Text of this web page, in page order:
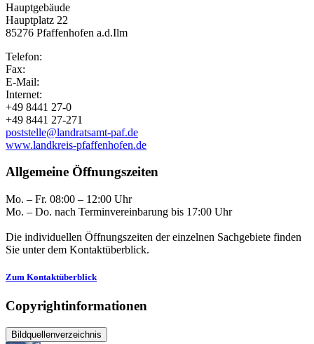
Hauptgebäude
Hauptplatz 22
85276 Pfaffenhofen a.d.Ilm
Telefon:
Fax:
E-Mail:
Internet:
+49 8441 27-0
+49 8441 27-271
poststelle@landratsamt-paf.de
www.landkreis-pfaffenhofen.de
Allgemeine Öffnungszeiten
Mo. – Fr. 08:00 – 12:00 Uhr
Mo. – Do. nach Terminvereinbarung bis 17:00 Uhr
Die individuellen Öffnungszeiten der einzelnen Sachgebiete finden
Sie unter dem Kontaktüberblick.
Zum Kontaktüberblick
Copyrightinformationen
Bildquellenverzeichnis